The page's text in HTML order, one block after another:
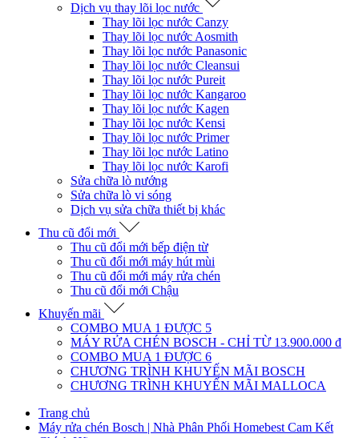
Dịch vụ thay lõi lọc nước
Thay lõi lọc nước Canzy
Thay lõi lọc nước Aosmith
Thay lõi lọc nước Panasonic
Thay lõi lọc nước Cleansui
Thay lõi lọc nước Pureit
Thay lõi lọc nước Kangaroo
Thay lõi lọc nước Kagen
Thay lõi lọc nước Kensi
Thay lõi lọc nước Primer
Thay lõi lọc nước Latino
Thay lõi lọc nước Karofi
Sửa chữa lò nướng
Sửa chữa lò vi sóng
Dịch vụ sửa chữa thiết bị khác
Thu cũ đổi mới
Thu cũ đổi mới bếp điện từ
Thu cũ đổi mới máy hút mùi
Thu cũ đổi mới máy rửa chén
Thu cũ đổi mới Chậu
Khuyến mãi
COMBO MUA 1 ĐƯỢC 5
MÁY RỬA CHÉN BOSCH - CHỈ TỪ 13.900.000 đ
COMBO MUA 1 ĐƯỢC 6
CHƯƠNG TRÌNH KHUYẾN MÃI BOSCH
CHƯƠNG TRÌNH KHUYẾN MÃI MALLOCA
Trang chủ
Máy rửa chén Bosch | Nhà Phân Phối Homebest Cam Kết